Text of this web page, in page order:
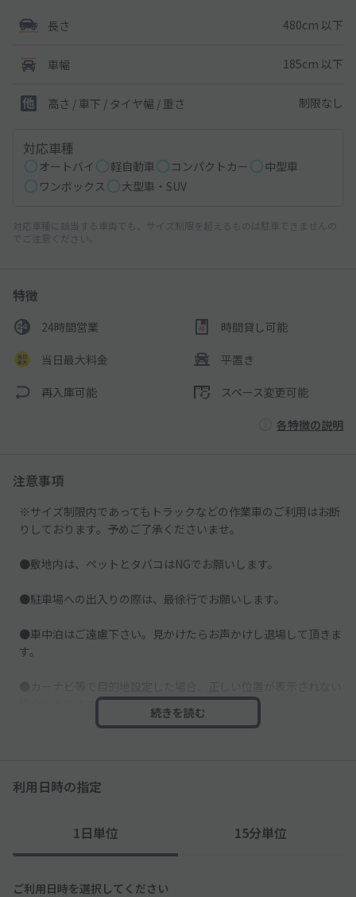
長さ 480cm 以下
車幅 185cm 以下
高さ / 車下 / タイヤ幅 / 重さ 制限なし
対応車種
オートバイ 軽自動車 コンパクトカー
中型車
ワンボックス
大型車・SUV
対応車種に該当する車両でも、サイズ制限を超えるものは駐車できませんの
でご注意ください。
特徴
24時間営業 時間貸し可能
当日最大料金 平置き
再入庫可能 スペース変更可能
各特徴の説明
注意事項
※サイズ制限内であってもトラックなどの作業車のご利用はお断
りしております。予めご了承くださいませ。
●敷地内は、ペットとタバコはNGでお願いします。
●駐車場への出入りの際は、最徐行でお願いします。
●車中泊はご遠慮下さい。見かけたらお声かけし退場して頂きま
す。
場合があります。
当日は予約完了画面を開き、マップ下に下記文言のナビアプリの
続きを読む
利用日時の指定
1日単位 15分単位
ご利用日時を選択してください